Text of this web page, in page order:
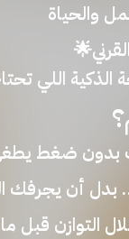
والحياة
الذكية اللي
ضغط
بدل أن يجرفك
التوازن قبل